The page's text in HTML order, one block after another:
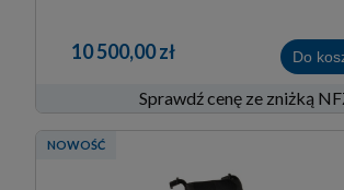
10 500,00 zł Do
Sprawdź cenę ze zniżką
NOWOŚĆ